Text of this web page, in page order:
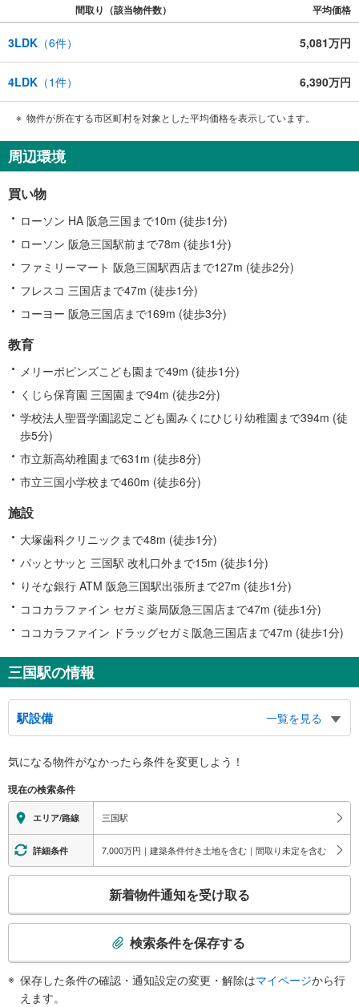
間取り（該当物件数） 平均価格
3LDK （6件） 5,081万円
4LDK （1件） 6,390万円
物件が所在する市区町村を対象とした平均価格を表示しています。
周辺環境
買い物
ローソン HA 阪急三国まで10m (徒歩1分)
ローソン 阪急三国駅前まで78m (徒歩1分)
ファミリーマート 阪急三国駅西店まで127m (徒歩2分)
フレスコ 三国店まで47m (徒歩1分)
コーヨー 阪急三国店まで169m (徒歩3分)
教育
メリーポピンズこども園まで49m (徒歩1分)
くじら保育園 三国園まで94m (徒歩2分)
学校法人聖晋学園認定こども園みくにひじり幼稚園まで394m (徒
歩5分)
市立新高幼稚園まで631m (徒歩8分)
市立三国小学校まで460m (徒歩6分)
施設
大塚歯科クリニックまで48m (徒歩1分)
パッとサッと 三国駅 改札口外まで15m (徒歩1分)
りそな銀行 ATM 阪急三国駅出張所まで27m (徒歩1分)
ココカラファイン セガミ薬局阪急三国店まで47m (徒歩1分)
ココカラファイン ドラッグセガミ阪急三国店まで47m (徒歩1分)
三国駅の情報
駅設備
一覧を見る
※段差なしでの移動経路
地上⇔改札⇔ホーム：○
エレベータ
・ホーム⇔改札
・改札⇔北口
エスカレータ
・改札⇔南口
トイレ
・改札内
・南口（２Ｆ）
その他
気になる物件がなかったら条件を変更しよう！
現在の検索条件
エリア/路線 三国駅
詳細条件 7,000万円｜建築条件付き土地を含む｜間取り未定を含む
検
新着物件通知を受け取る
検索条件を保存する
保存した条件の確認・通知設定の変更・解除はマイページから行
えます。